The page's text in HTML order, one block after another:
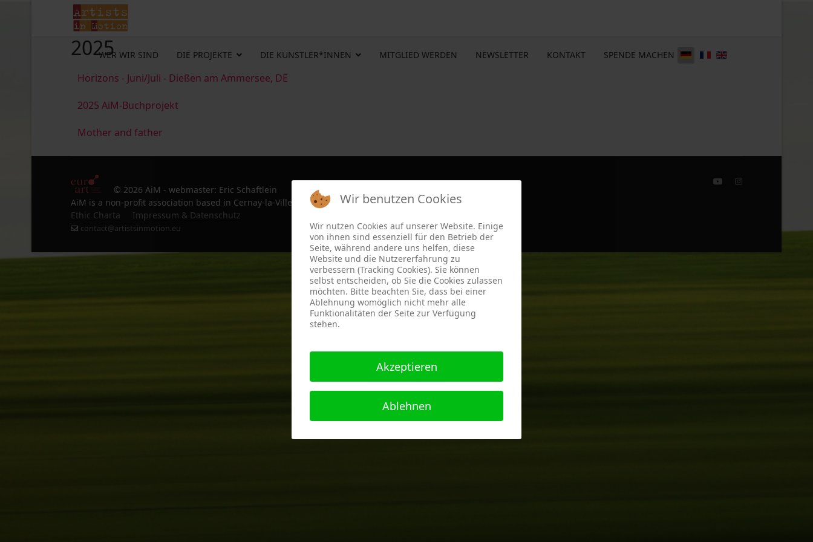
WER WIR SIND DIE PROJEKTE DIE KUNSTLER*INNEN MITGLIED WERDEN NEWSLETTER KONTAKT SPENDE MACHEN
2025
Horizons - Juni/Juli - Dießen am Ammersee, DE
2025 AiM-Buchprojekt
Mother and father
© 2026 AiM - webmaster: Eric Schaftlein
AiM is a non-profit association based in Cernay-la-Ville, France since 2022
Ethic Charta
Impressum & Datenschutz
contact@artistsinmotion.eu
Wir benutzen Cookies
Wir nutzen Cookies auf unserer Website. Einige
von ihnen sind essenziell für den Betrieb der
Seite, während andere uns helfen, diese
Website und die Nutzererfahrung zu
verbessern (Tracking Cookies). Sie können
selbst entscheiden, ob Sie die Cookies zulassen
möchten. Bitte beachten Sie, dass bei einer
Ablehnung womöglich nicht mehr alle
Funktionalitäten der Seite zur Verfügung
stehen.
Akzeptieren
Ablehnen